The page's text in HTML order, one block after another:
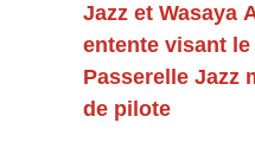
Jazz et Wasaya
entente visant
Passerelle Jazz
de pilote